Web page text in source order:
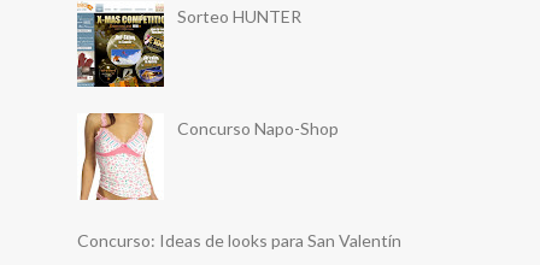
Sorteo HUNTER
Concurso Napo-Shop
Concurso: Ideas de looks para San Valentín